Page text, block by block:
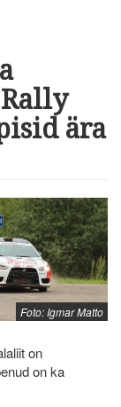
ära
Foto: Igmar Matto
on
on ka